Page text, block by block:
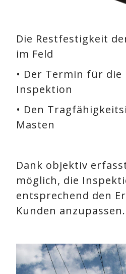
Die Restfestigkeit
im Feld
• Der Termin für die
Inspektion
• Den
Masten
Dank objektiv
möglich, die
entsprechend den
Kunden anzupassen.